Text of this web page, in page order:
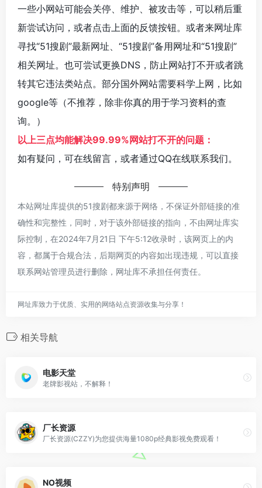
一些小网站可能会关停、维护、被攻击等，可以稍后重
新尝试访问，或者点击上面的反馈按钮。或者来网址库
寻找“51搜剧”最新网址、“51搜剧”备用网址和“51搜剧”
相关网址。也可尝试更换DNS，防止网站打不开或者跳
转其它违法类站点。部分国外网站需要科学上网，比如
google等（不推荐，除非你真的用于学习资料的查
询。）
以上三点均能解决99.99%网站打不开的问题：
如有疑问，可在线留言，或者通过QQ在线联系我们。
特别声明
本站网址库提供的51搜剧都来源于网络，不保证外部链接的准
确性和完整性，同时，对于该外部链接的指向，不由网址库实
际控制，在2024年7月21日 下午5:12收录时，该网页上的内
容，都属于合规合法，后期网页的内容如出现违规，可以直接
联系网站管理员进行删除，网址库不承担任何责任。
网址库致力于优质、实用的网络站点资源收集与分享！
相关导航
电影天堂
老牌影视站，不解释！
厂长资源
厂长资源(CZZY)为您提供海量1080p经典影视免费观看！
NO视频